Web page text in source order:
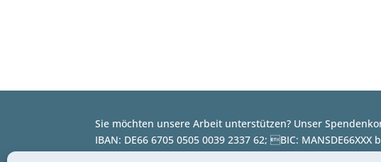
Sie möchten unsere Arbeit unterstützen? Unser
IBAN: DE66 6705 0505 0039 2337 62; BIC: